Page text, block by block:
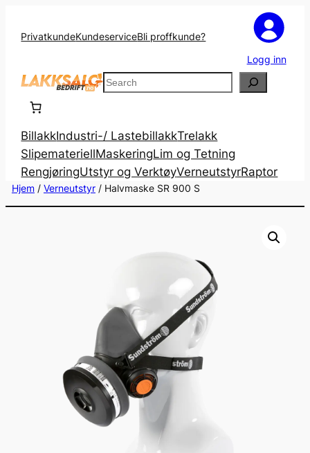
PrivatkundeKundeserviceBli proffkunde?
Logg inn
Search
BillakkIndustri-/ LastebillakkTrelakk
SlipemateriellMaskeringLim og Tetning
RengjøringUtstyr og VerktøyVerneutstyrRaptor
Hjem/ Verneutstyr/ Halvmaske SR 900 S